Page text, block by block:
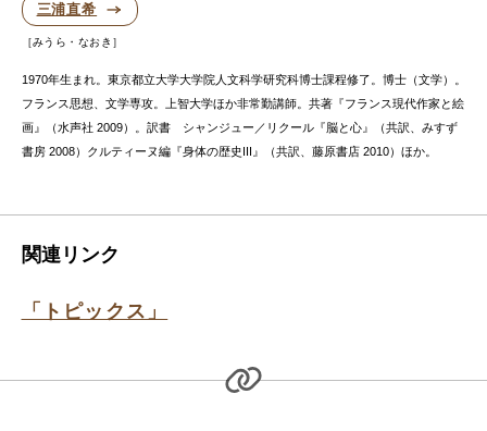
三浦直希
みうら・なおき
1970年生まれ。東京都立大学大学院人文科学研究科博士課程修了。博士（文学）。
フランス思想、文学専攻。上智大学ほか非常勤講師。共著『フランス現代作家と絵
画』（水声社 2009）。訳書 シャンジュー／リクール『脳と心』（共訳、みすず
書房 2008）クルティーヌ編『身体の歴史III』（共訳、藤原書店 2010）ほか。
関連リンク
「トピックス」